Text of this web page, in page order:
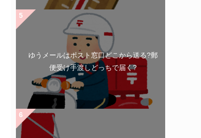
ゆうメールはポスト窓口どこから送る?郵
便受け手渡しどっちで届く?